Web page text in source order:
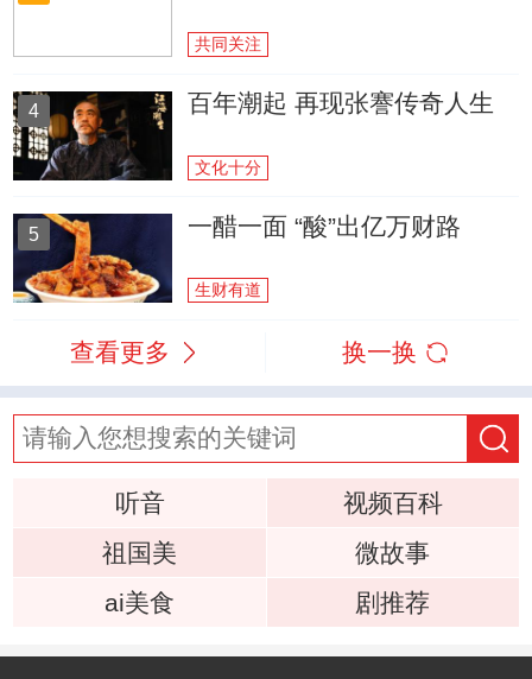
共同关注
4 百年潮起 再现张謇传奇人生
文化十分
5 一醋一面 “酸”出亿万财路
生财有道
查看更多 换一换
听音
视频百科
祖国美
微故事
ai美食
剧推荐